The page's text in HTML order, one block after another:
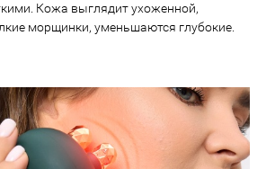
Кожа выглядит ухоженной,
морщинки, уменьшаются глубокие.